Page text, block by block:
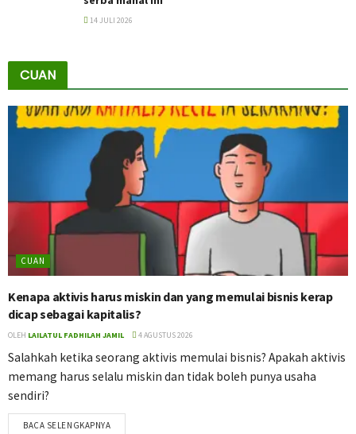
14 JULI 2026
CUAN
CUAN
Kenapa aktivis harus miskin dan yang memulai bisnis kerap
dicap sebagai kapitalis?
OLEH LAILATUL FADHILAH JAMIL 4 AGUSTUS 2026
Salahkah ketika seorang aktivis memulai bisnis? Apakah aktivis
memang harus selalu miskin dan tidak boleh punya usaha
sendiri?
BACA SELENGKAPNYA